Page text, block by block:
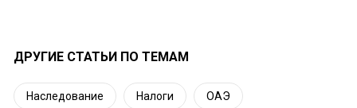
ДРУГИЕ СТАТЬИ ПО ТЕМАМ
Наследование Налоги ОАЭ